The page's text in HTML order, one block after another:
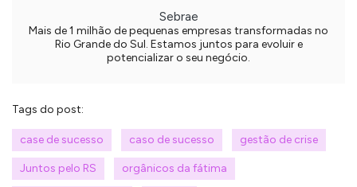
Sebrae
Mais de 1 milhão de pequenas empresas transformadas no
Rio Grande do Sul. Estamos juntos para evoluir e
potencializar o seu negócio.
Tags do post:
case de sucesso caso de sucesso gestão de crise
Juntos pelo RS orgânicos da fátima